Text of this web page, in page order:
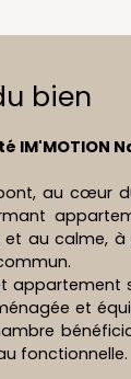
bien
IM'MOTION
au cœur
et au calme,
et
fonctionnelle.